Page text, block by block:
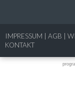
IMPRESSUM AGB
KONTAKT